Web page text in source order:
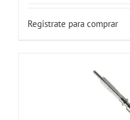
Registrate para comprar